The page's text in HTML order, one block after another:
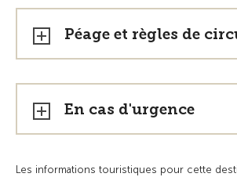
Péage et règles de
En cas d'urgence
Les informations touristiques pour cette